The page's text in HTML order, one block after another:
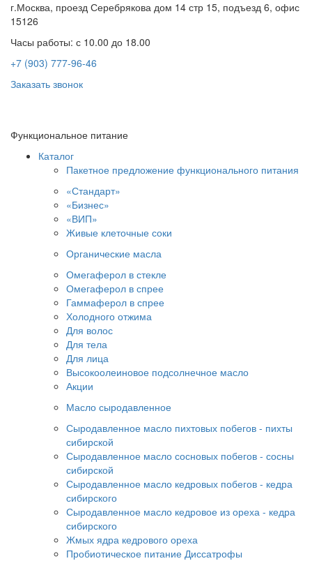
г.Москва, проезд Серебрякова дом 14 стр 15, подъезд 6, офис
15126
Часы работы: с 10.00 до 18.00
+7 (903) 777-96-46
Заказать звонок
Функциональное питание
Каталог
Пакетное предложение функционального питания
«Стандарт»
«Бизнес»
«ВИП»
Живые клеточные соки
Органические масла
Омегаферол в стекле
Омегаферол в спрее
Гаммаферол в спрее
Холодного отжима
Для волос
Для тела
Для лица
Высокоолеиновое подсолнечное масло
Акции
Масло сыродавленное
Сыродавленное масло пихтовых побегов - пихты
сибирской
Сыродавленное масло сосновых побегов - сосны
сибирской
Сыродавленное масло кедровых побегов - кедра
сибирского
Сыродавленное масло кедровое из ореха - кедра
сибирского
Жмых ядра кедрового ореха
Пробиотическое питание Диссатрофы